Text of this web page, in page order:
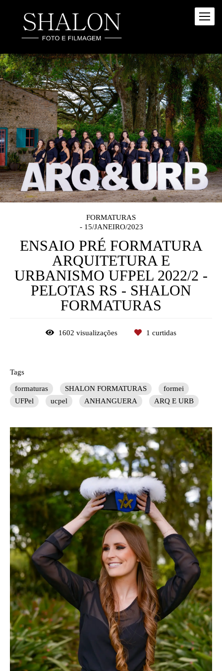
FORMATURAS
15/JANEIRO/2023
ENSAIO PRÉ FORMATURA
ARQUITETURA E
URBANISMO UFPEL 2022/2 -
PELOTAS RS - SHALON
FORMATURAS
1602 visualizações 1 curtidas
Tags
formaturas SHALON FORMATURAS
formei
UFPel
ucpel ANHANGUERA ARQ E URB